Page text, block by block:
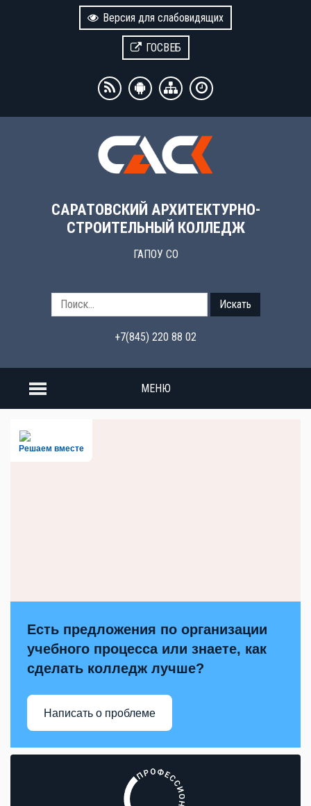
Версия для слабовидящих
ГОСВЕБ
САРАТОВСКИЙ АРХИТЕКТУРНО-
СТРОИТЕЛЬНЫЙ КОЛЛЕДЖ
ГАПОУ СО
Искать
+7(845) 220 88 02
МЕНЮ
Решаем вместе
Есть предложения по организации
учебного процесса или знаете, как
сделать колледж лучше?
Написать о проблеме